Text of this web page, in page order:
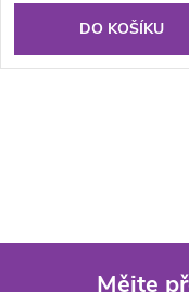
DO KOŠÍKU
Mějte